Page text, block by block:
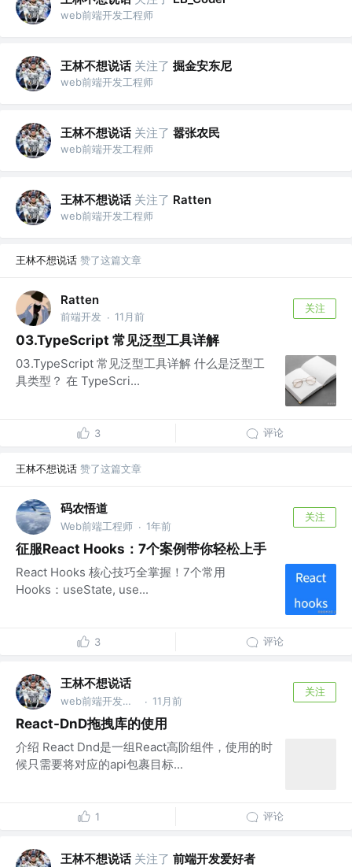
web前端开发工程师
王林不想说话 关注了 掘金安东尼
web前端开发工程师
王林不想说话 关注了 嚣张农民
web前端开发工程师
王林不想说话 关注了 Ratten
web前端开发工程师
王林不想说话 赞了这篇文章
Ratten
前端开发 · 11月前
关注
03.TypeScript 常见泛型工具详解
03.TypeScript 常见泛型工具详解 什么是泛型工
具类型？ 在 TypeScri...
3 评论
王林不想说话 赞了这篇文章
码农悟道
Web前端工程师 · 1年前
关注
征服React Hooks：7个案例带你轻松上手
React Hooks 核心技巧全掌握！7个常用
Hooks：useState, use...
3 评论
王林不想说话
web前端开发工程师 · 11月前
关注
React-DnD拖拽库的使用
介绍 React Dnd是一组React高阶组件，使用的时
候只需要将对应的api包裹目标...
1 评论
王林不想说话 关注了 前端开发爱好者